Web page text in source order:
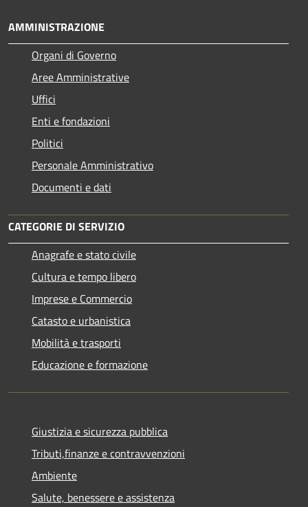
AMMINISTRAZIONE
Organi di Governo
Aree Amministrative
Uffici
Enti e fondazioni
Politici
Personale Amministrativo
Documenti e dati
CATEGORIE DI SERVIZIO
Anagrafe e stato civile
Cultura e tempo libero
Imprese e Commercio
Catasto e urbanistica
Mobilità e trasporti
Educazione e formazione
Giustizia e sicurezza pubblica
Tributi,finanze e contravvenzioni
Ambiente
Salute, benessere e assistenza